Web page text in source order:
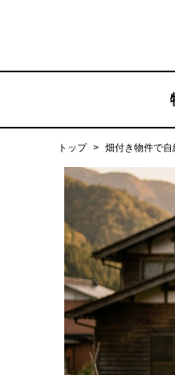
トップ > 畑付き物件で